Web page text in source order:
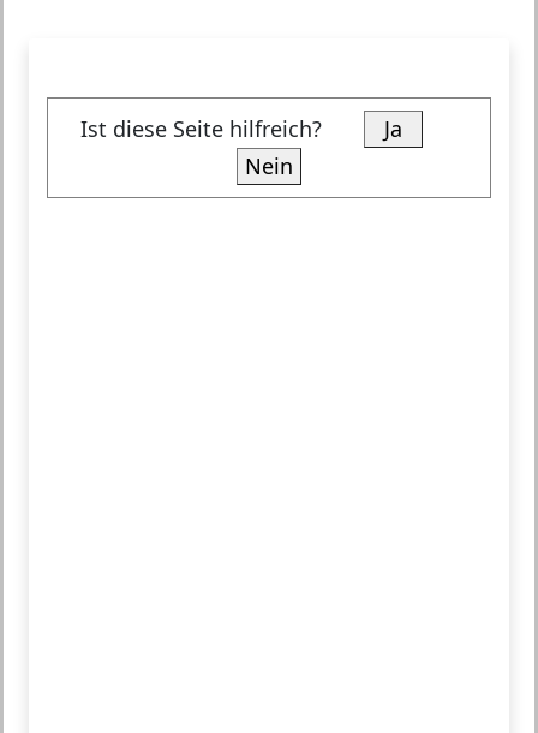
Ist diese Seite hilfreich?
Ja
Nein